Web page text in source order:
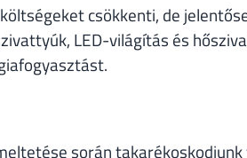
csökkenti, de
LED-világítás és
során takarékoskodjunk